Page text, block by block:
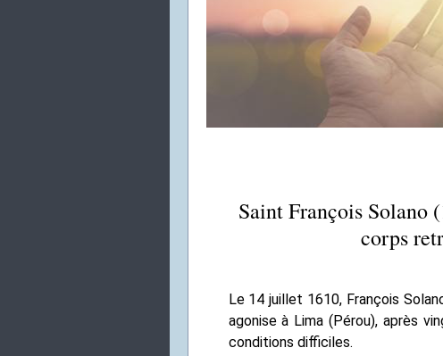
Saint François Solano
corps
Le 14 juillet 1610, François
agonise à Lima (Pérou), après
conditions difficiles.